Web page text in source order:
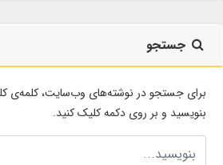
جستجو
برای جستجو در نوشته‌های وب‌سایت، کلمه‌ی
بنویسید و بر روی دکمه کلیک کنید.